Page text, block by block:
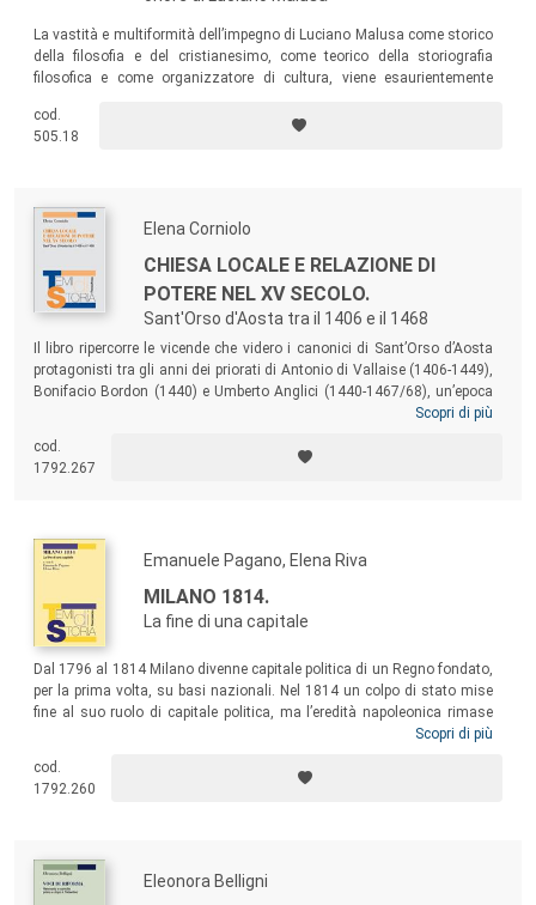
La vastità e multiformità dell’impegno di Luciano Malusa come storico
della filosofia e del cristianesimo, come teorico della storiografia
filosofica e come organizzatore di cultura, viene esaurientemente
colleghi, allievi e amici, con l’occasione del suo settantacinquesimo
anniversario (2017), hanno reso omaggio al maestro, veronese di
cod.
505.18
Elena Corniolo
CHIESA LOCALE E RELAZIONE DI
POTERE NEL XV SECOLO.
Sant'Orso d'Aosta tra il 1406 e il 1468
Il libro ripercorre le vicende che videro i canonici di Sant’Orso d’Aosta
protagonisti tra gli anni dei priorati di Antonio di Vallaise (1406-1449),
Bonifacio Bordon (1440) e Umberto Anglici (1440-1467/68), un’epoca
segnata sia dal conflitto interno alla comunità sia dallo scontro con i
osservare dal basso, attraverso le carte di uno dei più importanti enti
cittadini aostani, i cambiamenti che nel corso del XV secolo
Scopri di più
cod.
1792.267
Emanuele Pagano, Elena Riva
MILANO 1814.
La fine di una capitale
Dal 1796 al 1814 Milano divenne capitale politica di un Regno fondato,
per la prima volta, su basi nazionali. Nel 1814 un colpo di stato mise
fine al suo ruolo di capitale politica, ma l’eredità napoleonica rimase
vitale anche nell’età successiva, consentendo a Milano di rimanere un
paese. Il volume evidenzia numerosi aspetti inediti di un’epoca
fondamentale per la storia di tutto il Risorgimento che, per molti versi,
Scopri di più
cod.
1792.260
Eleonora Belligni